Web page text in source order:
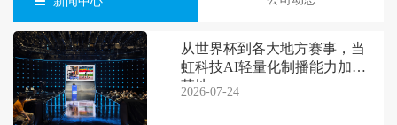
从世界杯到各大地方赛事，当
虹科技AI轻量化制播能力加速
落地
2026-07-24